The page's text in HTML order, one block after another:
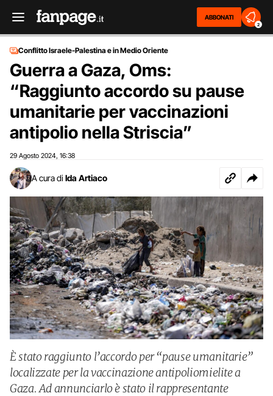
ABBONATI
2
Conflitto Israele-Palestina e in Medio Oriente
Guerra a Gaza, Oms:
“Raggiunto accordo su pause
umanitarie per vaccinazioni
antipolio nella Striscia”
29 Agosto 2024 16:38
A cura di Ida Artiaco
È stato raggiunto l’accordo per “pause umanitarie”
localizzate per la vaccinazione antipoliomielite a
Gaza. Ad annunciarlo è stato il rappresentante